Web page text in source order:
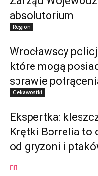
absolutorium
Region
Wrocławscy
które mogą
sprawie
Ciekawostki
Ekspertka:
Krętki Borrelia to
od gryzoni i